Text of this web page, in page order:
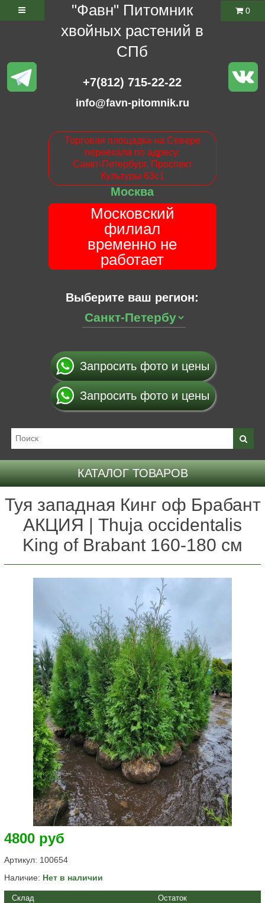
"Фавн" Питомник
хвойных растений в
СПб
+7(812) 715-22-22
info@favn-pitomnik.ru
Торговая площадка на Севере
переехала по адресу:
Санкт-Петербург. Проспект
Культуры 63с1
Москва
Московский
филиал
временно не
работает
Выберите ваш регион:
0
Запросить фото и цены
Запросить фото и цены
КАТАЛОГ ТОВАРОВ
Туя западная Кинг оф Брабант
АКЦИЯ | Thuja occidentalis
King of Brabant 160-180 см
4800 руб
Артикул: 100654
Наличие: Нет в наличии
Склад Остаток